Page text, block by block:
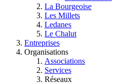
La Bourgeoise
Les Millets
Ledanes
Le Chalut
Entreprises
Organisations
Associations
Services
Réseaux